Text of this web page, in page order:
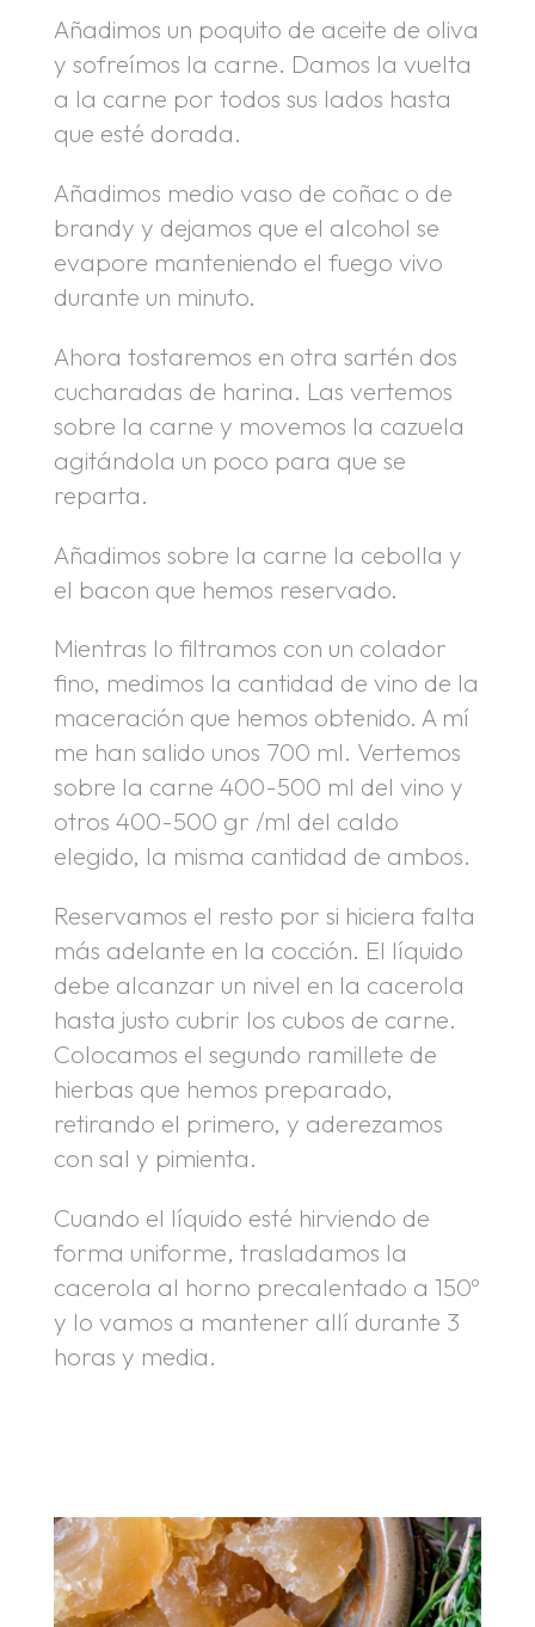
Añadimos un poquito de aceite de oliva
y sofreímos la carne. Damos la vuelta
a la carne por todos sus lados hasta
que esté dorada.
Añadimos medio vaso de coñac o de
brandy y dejamos que el alcohol se
evapore manteniendo el fuego vivo
durante un minuto.
Ahora tostaremos en otra sartén dos
cucharadas de harina. Las vertemos
sobre la carne y movemos la cazuela
agitándola un poco para que se
reparta.
Añadimos sobre la carne la cebolla y
el bacon que hemos reservado.
Mientras lo filtramos con un colador
fino, medimos la cantidad de vino de la
maceración que hemos obtenido. A mí
me han salido unos 700 ml. Vertemos
sobre la carne 400-500 ml del vino y
otros 400-500 gr /ml del caldo
elegido, la misma cantidad de ambos.
Reservamos el resto por si hiciera falta
más adelante en la cocción. El líquido
debe alcanzar un nivel en la cacerola
hasta justo cubrir los cubos de carne.
Colocamos el segundo ramillete de
hierbas que hemos preparado,
retirando el primero, y aderezamos
con sal y pimienta.
Cuando el líquido esté hirviendo de
forma uniforme, trasladamos la
cacerola al horno precalentado a 150º
y lo vamos a mantener allí durante 3
horas y media.